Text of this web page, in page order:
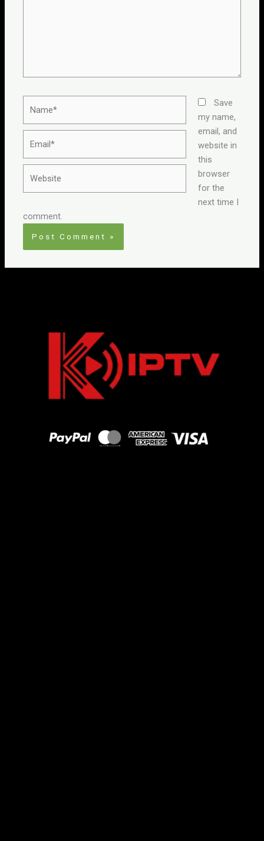
Save
my name,
email, and
website in
this
browser
for the
next time I
comment.